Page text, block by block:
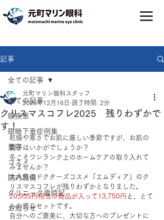
記事
全ての記事
眼疾患
眼瞼下垂症例集
美容
コスメ
院内設備
クリニック歳時記
お知らせ
全ての記事
クリスマスコフレ2025 残りわずかで
す！
元町マリン眼科スタッフ
2025年12月16日 読了時間: 2分
乾燥や寒さでお肌に厳しい季節ですが、お肌の
調子はいかがでしょうか？
冬こそワンランク上のホームケアの取り入れて
みませんか？
大人気のドクターズコスメ「エムディア」のク
リスマスコフレが残りわずかとなりました。
20,955円相当の商品が入って13,750円 と、
とて
もお得なセットです。
自分へのご褒美に、大切な方へのプレゼントに